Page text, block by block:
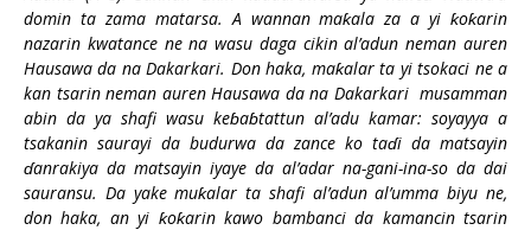
domin ta zama matarsa. A wannan maƙala za a yiƙoƙarin
nazarin kwatance ne na wasu daga cikin al’adun neman auren
Hausawa da na Dakarkari. Don haka, maƙalar ta yi tsokaci ne a
kan tsarin neman auren Hausawa da na Dakarkari musamman
abin da ya shafi wasu keɓaɓtattun al’adu kamar: soyayya a
tsakanin saurayi da budurwa da zance ko taɗi da matsayin
ɗanrakiya da matsayin iyaye da al’adar na-gani-ina-so da dai
sauransu. Da yake muƙalar ta shafi al’adun al’umma biyu ne,
don haka, an yi ƙoƙarin kawo bambanci da kamancin tsarin